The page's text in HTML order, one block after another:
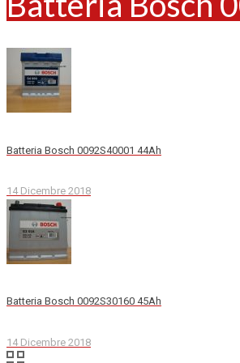
Batteria Bosch 0092S40001 44Ah
14 Dicembre 2018
Batteria Bosch 0092S30160 45Ah
14 Dicembre 2018